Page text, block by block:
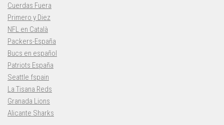
Cuerdas Fuera
Primero y Diez
NFL en Català
Packers-España
Bucs en español
Patriots España
Seattle fspain
La Tisana Reds
Granada Lions
Alicante Sharks